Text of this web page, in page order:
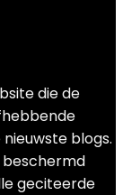
die de
blogs.
beschermd
geciteerde